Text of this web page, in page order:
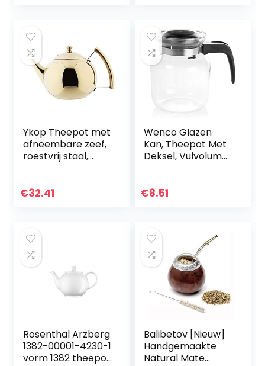
Ykop Theepot met
afneembare zeef,
roestvrij staal,
theezeef voor
€32.41
Wenco Glazen
Kan, Theepot Met
Deksel, Vulvolume:
Transparant/Zwar
€8.51
Rosenthal Arzberg
1382-00001-4230-1
vorm 1382 theepot
Balibetov [Nieuw]
Handgemaakte
Natural Mate